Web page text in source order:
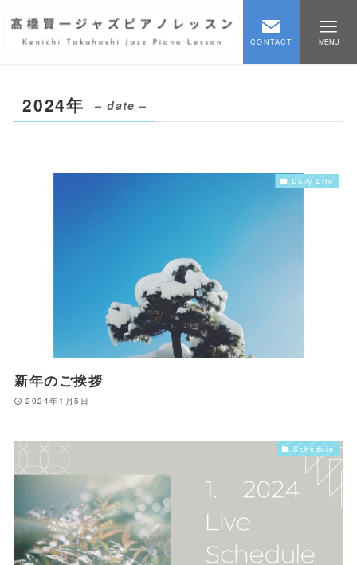
CONTACT MENU
2024年 – date –
Daily Life
新年のご挨拶
2024年1月5日
Schedule